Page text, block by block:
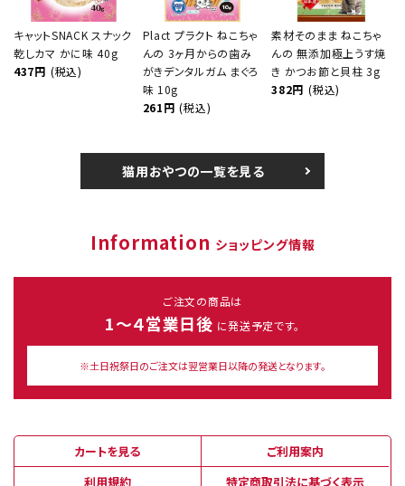
キャットSNACK スナック
乾しカマ かに味 40g
437円 (税込)
Plact プラクト ねこちゃ
んの 3ヶ月からの歯み
がきデンタルガム まぐろ
味 10g
261円 (税込)
素材そのまま ねこちゃ
んの 無添加極上うす焼
き かつお節と貝柱 3g
382円 (税込)
猫用おやつの一覧を見る
Information ショッピング情報
ご注文の商品は
1～４営業日後 に発送予定です。
※土日祝祭日のご注文は翌営業日以降の発送となります。
カートを見る
ご利用案内
利用規約
特定商取引法に基づく表示